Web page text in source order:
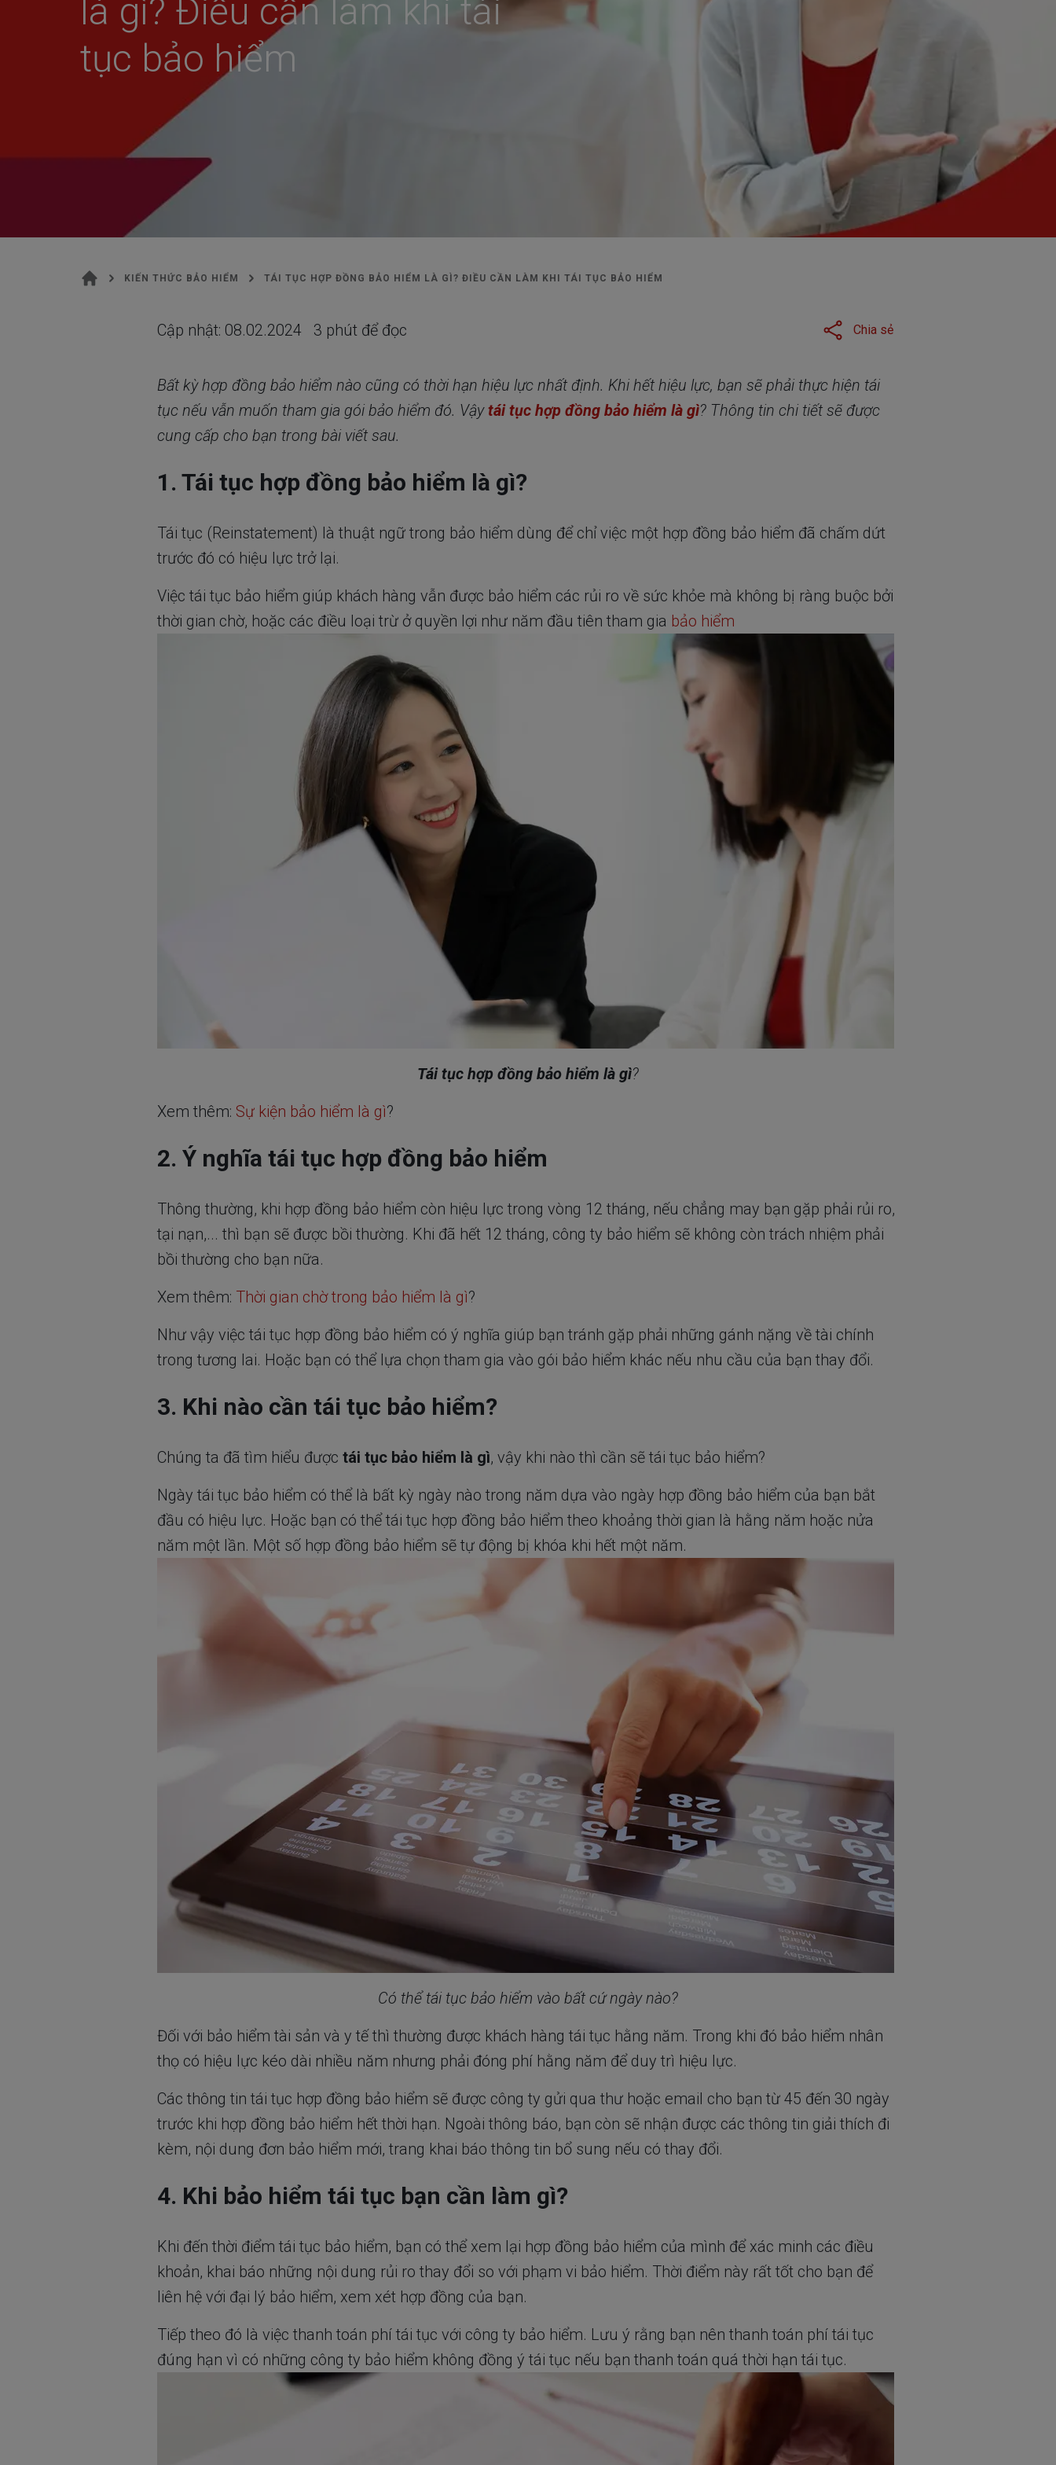
là gì? Điều cần làm khi tái
tục bảo hiểm
KIẾN THỨC BẢO HIỂM TÁI TỤC HỢP ĐỒNG BẢO HIỂM LÀ GÌ? ĐIỀU CẦN LÀM KHI TÁI TỤC BẢO HIỂM
Cập nhật: 08.02.2024 3 phút để đọc Chia sẻ
Bất kỳ hợp đồng bảo hiểm nào cũng có thời hạn hiệu lực nhất định. Khi hết hiệu lực, bạn sẽ phải thực hiện tái
tục nếu vẫn muốn tham gia gói bảo hiểm đó. Vậy tái tục hợp đồng bảo hiểm là gì? Thông tin chi tiết sẽ được
cung cấp cho bạn trong bài viết sau.
1. Tái tục hợp đồng bảo hiểm là gì?
Tái tục (Reinstatement) là thuật ngữ trong bảo hiểm dùng để chỉ việc một hợp đồng bảo hiểm đã chấm dứt
trước đó có hiệu lực trở lại.
Việc tái tục bảo hiểm giúp khách hàng vẫn được bảo hiểm các rủi ro về sức khỏe mà không bị ràng buộc bởi
thời gian chờ, hoặc các điều loại trừ ở quyền lợi như năm đầu tiên tham gia bảo hiểm
Tái tục hợp đồng bảo hiểm là gì?
Xem thêm: Sự kiện bảo hiểm là gì?
2. Ý nghĩa tái tục hợp đồng bảo hiểm
Thông thường, khi hợp đồng bảo hiểm còn hiệu lực trong vòng 12 tháng, nếu chẳng may bạn gặp phải rủi ro,
tại nạn,... thì bạn sẽ được bồi thường. Khi đã hết 12 tháng, công ty bảo hiểm sẽ không còn trách nhiệm phải
bồi thường cho bạn nữa.
Xem thêm: Thời gian chờ trong bảo hiểm là gì?
Như vậy việc tái tục hợp đồng bảo hiểm có ý nghĩa giúp bạn tránh gặp phải những gánh nặng về tài chính
trong tương lai. Hoặc bạn có thể lựa chọn tham gia vào gói bảo hiểm khác nếu nhu cầu của bạn thay đổi.
3. Khi nào cần tái tục bảo hiểm?
Chúng ta đã tìm hiểu được tái tục bảo hiểm là gì, vậy khi nào thì cần sẽ tái tục bảo hiểm?
Ngày tái tục bảo hiểm có thể là bất kỳ ngày nào trong năm dựa vào ngày hợp đồng bảo hiểm của bạn bắt
đầu có hiệu lực. Hoặc bạn có thể tái tục hợp đồng bảo hiểm theo khoảng thời gian là hằng năm hoặc nửa
năm một lần. Một số hợp đồng bảo hiểm sẽ tự động bị khóa khi hết một năm.
Có thể tái tục bảo hiểm vào bất cứ ngày nào?
Đối với bảo hiểm tài sản và y tế thì thường được khách hàng tái tục hằng năm. Trong khi đó bảo hiểm nhân
thọ có hiệu lực kéo dài nhiều năm nhưng phải đóng phí hằng năm để duy trì hiệu lực.
Các thông tin tái tục hợp đồng bảo hiểm sẽ được công ty gửi qua thư hoặc email cho bạn từ 45 đến 30 ngày
trước khi hợp đồng bảo hiểm hết thời hạn. Ngoài thông báo, bạn còn sẽ nhận được các thông tin giải thích đi
kèm, nội dung đơn bảo hiểm mới, trang khai báo thông tin bổ sung nếu có thay đổi.
4. Khi bảo hiểm tái tục bạn cần làm gì?
Khi đến thời điểm tái tục bảo hiểm, bạn có thể xem lại hợp đồng bảo hiểm của mình để xác minh các điều
khoản, khai báo những nội dung rủi ro thay đổi so với phạm vi bảo hiểm. Thời điểm này rất tốt cho bạn để
liên hệ với đại lý bảo hiểm, xem xét hợp đồng của bạn.
Tiếp theo đó là việc thanh toán phí tái tục với công ty bảo hiểm. Lưu ý rằng bạn nên thanh toán phí tái tục
đúng hạn vì có những công ty bảo hiểm không đồng ý tái tục nếu bạn thanh toán quá thời hạn tái tục.